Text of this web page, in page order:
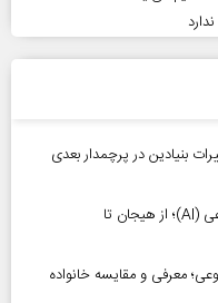
تغییرات بنیادین در پرچمدار بعدی
رشد خیره‌کننده بازار توکن‌های هوش مصنوعی (AI)؛ از هیجان تا
معرفی و مقایسه خانواده